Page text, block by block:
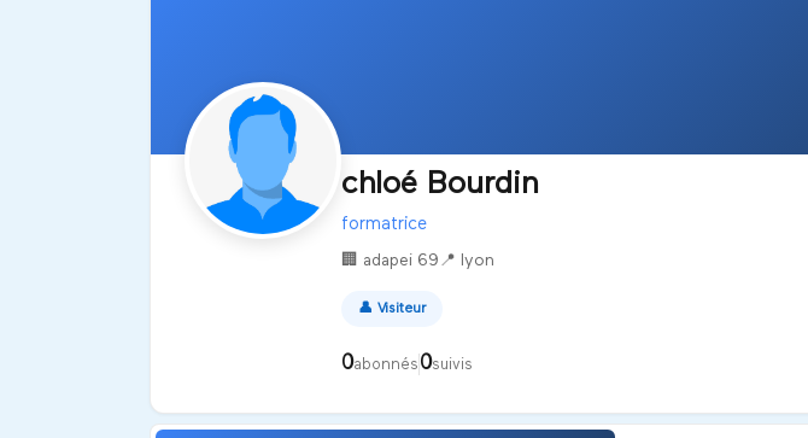
chloé Bourdin
formatrice
🏢 adapei 69 📍 lyon
👤 Visiteur
0abonnés 0suivis